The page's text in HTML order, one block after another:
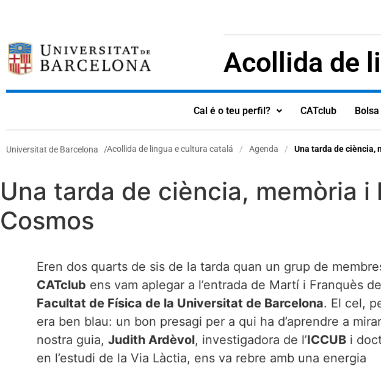
Acollida de
Cal é o teu perfil? CATclub
Universitat de Barcelona /Acollida de lingua e cultura catalá / Agenda / Una tarda de ciència,
Una tarda de ciència, memòria
Cosmos
Eren dos quarts de sis de la tarda quan un grup de
CATclub ens vam aplegar a l’entrada de Martí i Franquès
Facultat de Física de la Universitat de Barcelona. El cel,
era ben blau: un bon presagi per a qui ha d’aprendre a
nostra guia,Judith Ardèvol, investigadora de l’ICCUB i
en l’estudi de la Via Làctia, ens va rebre amb una energia